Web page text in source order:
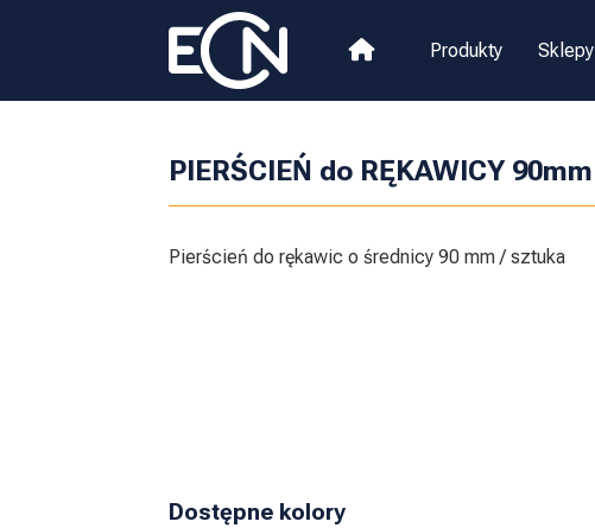
Produkty Sklepy
PIERŚCIEŃ do RĘKAWICY 90mm
Pierścień do rękawic o średnicy 90 mm / sztuka
Dostępne kolory